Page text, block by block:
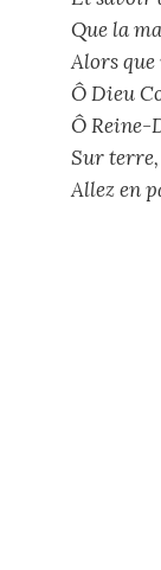
Que la
Alors
Ô Dieu
Ô Reine-
Sur terre,
Allez en